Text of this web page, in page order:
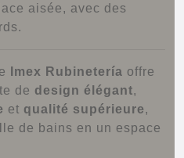
aisée, avec des
Imex Rubinetería offre
de design élégant,
et qualité supérieure,
de bains en un espace